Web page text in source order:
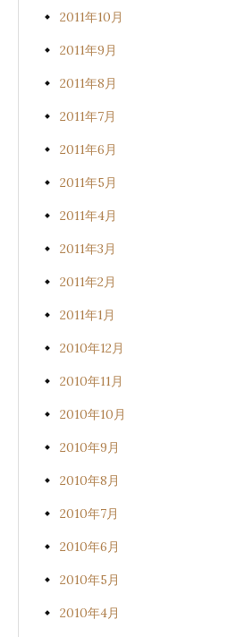
2011年10月
2011年9月
2011年8月
2011年7月
2011年6月
2011年5月
2011年4月
2011年3月
2011年2月
2011年1月
2010年12月
2010年11月
2010年10月
2010年9月
2010年8月
2010年7月
2010年6月
2010年5月
2010年4月